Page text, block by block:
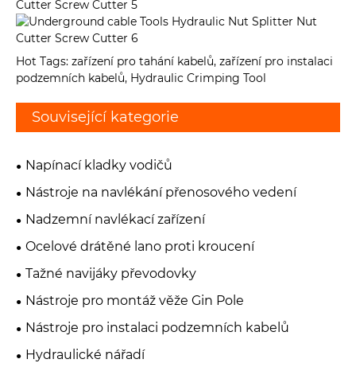
Hot Tags: zařízení pro tahání kabelů, zařízení pro instalaci
podzemních kabelů, Hydraulic Crimping Tool
Související kategorie
Napínací kladky vodičů
Nástroje na navlékání přenosového vedení
Nadzemní navlékací zařízení
Ocelové drátěné lano proti kroucení
Tažné navijáky převodovky
Nástroje pro montáž věže Gin Pole
Nástroje pro instalaci podzemních kabelů
Hydraulické nářadí